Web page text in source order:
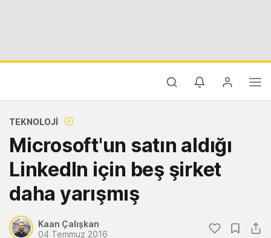
TEKNOLOJI
Microsoft'un satın aldığı
LinkedIn için beş şirket
daha yarışmış
Kaan Çalışkan
04 Temmuz 2016